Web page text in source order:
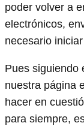
poder volver a
electrónicos,
necesario
Pues siguiendo
nuestra página
hacer en
para siempre,